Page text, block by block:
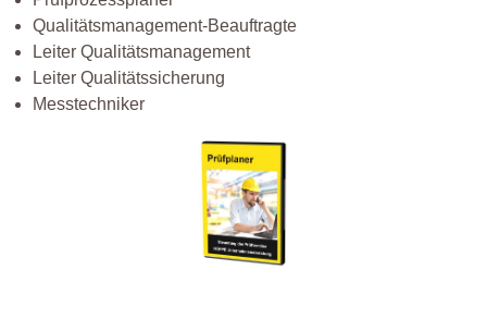
Qualitätsmanagement-Beauftragte
Leiter Qualitätsmanagement
Leiter Qualitätssicherung
Messtechniker